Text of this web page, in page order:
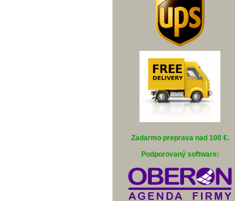
Zadarmo preprava nad 100 €.
Podporovaný software: